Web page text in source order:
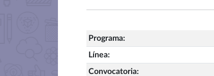
Programa:
Línea:
Convocatoria: